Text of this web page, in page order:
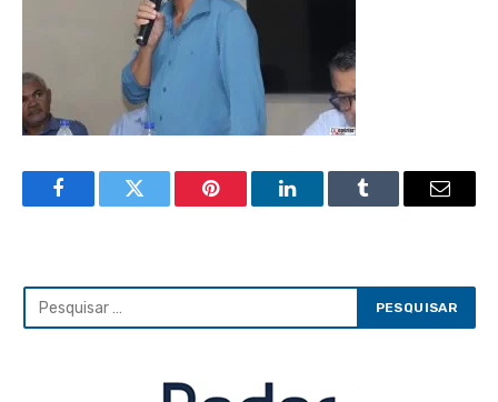
FacebookTwitter Pinterest LinkedInTumblr Email